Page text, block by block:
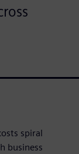
spiral
business